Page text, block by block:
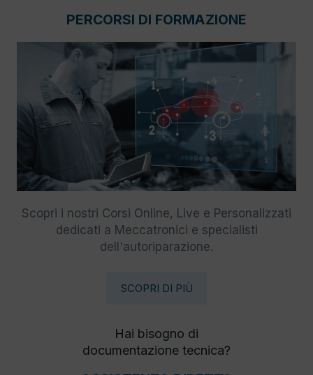
PERCORSI DI FORMAZIONE
Scopri i nostri Corsi Online, Live e Personalizzati
dedicati a Meccatronici e specialisti
dell'autoriparazione.
SCOPRI DI PIÙ
Hai bisogno di
documentazione tecnica?